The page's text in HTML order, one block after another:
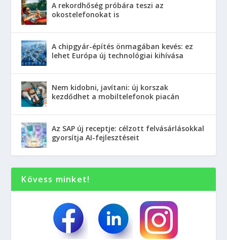
A rekordhőség próbára teszi az
okostelefonokat is
A chipgyár-építés önmagában kevés: ez
lehet Európa új technológiai kihívása
Nem kidobni, javítani: új korszak
kezdődhet a mobiltelefonok piacán
Az SAP új receptje: célzott felvásárlásokkal
gyorsítja AI-fejlesztéseit
Kövess minket!